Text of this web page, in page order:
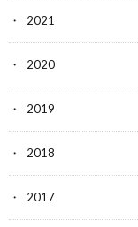
2021
2020
2019
2018
2017